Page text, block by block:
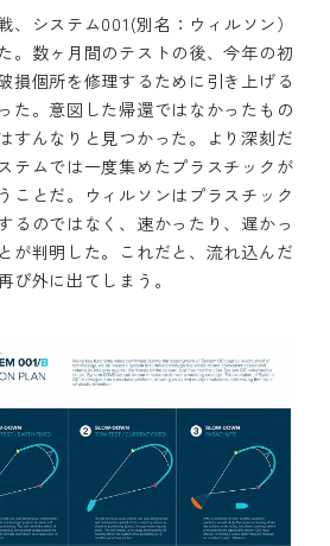
、システム001(別名：ウィルソン）
。数ヶ月間のテストの後、今年の初
損個所を修理するために引き上げる
た。意図した帰還ではなかったもの
すんなりと見つかった。より深刻だ
テムでは一度集めたプラスチックが
ことだ。ウィルソンはプラスチック
るのではなく、速かったり、遅かっ
が判明した。これだと、流れ込んだ
び外に出てしまう。